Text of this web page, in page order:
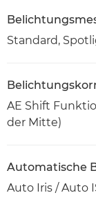
Standard,
AE Shift
der Mitte)
Automatische
Auto Iris / Auto